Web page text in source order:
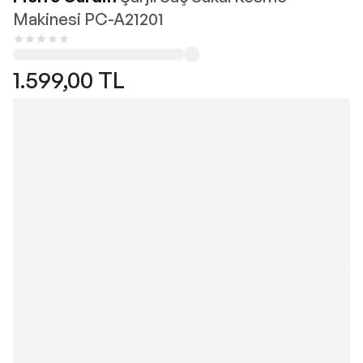
Makinesi PC-A21201
1.599,00 TL